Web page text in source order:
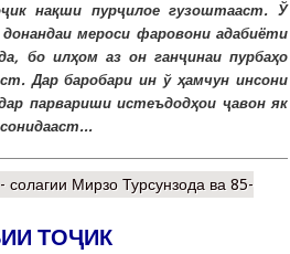
нақши пурҷилое гузоштааст. Ў
мероси фаровони адабиёти
бо илҳом аз он ганҷинаи пурбаҳо
Дар баробари ин ў ҳамчун инсони
парвариши истеъдодҳои ҷавон як
Мирзо Турсунзода ва 85-
ТОҶИК